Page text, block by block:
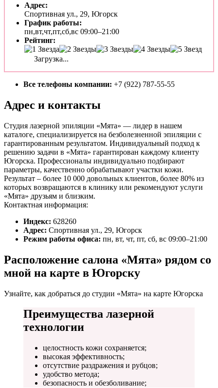
Адрес:
Спортивная ул., 29, Югорск
График работы:
пн,вт,чт,пт,сб,вс 09:00–21:00
Рейтинг:
Загрузка...
Все телефоны компании: +7 (922) 787-55-55
Адрес и контакты
Студия лазерной эпиляции «Мята» — лидер в нашем
каталоге, специализируется на безболезненной эпиляции с
гарантированным результатом. Индивидуальный подход к
решению задачи в «Мята» гарантирован каждому клиенту
Югорска. Профессионалы индивидуально подбирают
параметры, качественно обрабатывают участки кожи.
Результат – более 10 000 довольных клиентов, более 80% из
которых возвращаются в клинику или рекомендуют услуги
«Мята» друзьям и близким.
Контактная информация:
Индекс: 628260
Адрес: Спортивная ул., 29, Югорск
Режим работы офиса: пн, вт, чт, пт, сб, вс 09:00–21:00
Расположение салона «Мята» рядом со
мной на карте в Югорску
Узнайте, как добраться до студии «Мята» на карте Югорска
Преимущества лазерной
технологии
целостность кожи сохраняется;
высокая эффективность;
отсутствие раздражения и рубцов;
удобство метода;
безопасность и обезболивание;